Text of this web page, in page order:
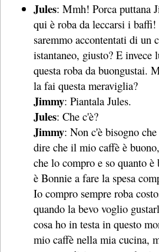
Jules: Mmh! Porca puttana
qui è roba da leccarsi i
saremmo accontentati di un
istantaneo, giusto? E
questa roba da buongustai.
la fai questa meraviglia?
Jimmy: Piantala Jules.
Jules: Che c'è?
Jimmy: Non c'è bisogno
dire che il mio caffè è
che lo compro e so quanto è
è Bonnie a fare la spesa
Io compro sempre roba
quando la bevo voglio
cosa ho in testa in questo
mio caffè nella mia cucina,